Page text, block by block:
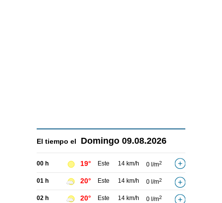
El tiempo el Domingo 09.08.2026
00 h 19° Este 14 km/h 0 l/m2
01 h 20° Este 14 km/h 0 l/m2
02 h 20° Este 14 km/h 0 l/m2